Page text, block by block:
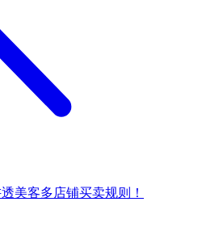
美客多店铺买卖规则！